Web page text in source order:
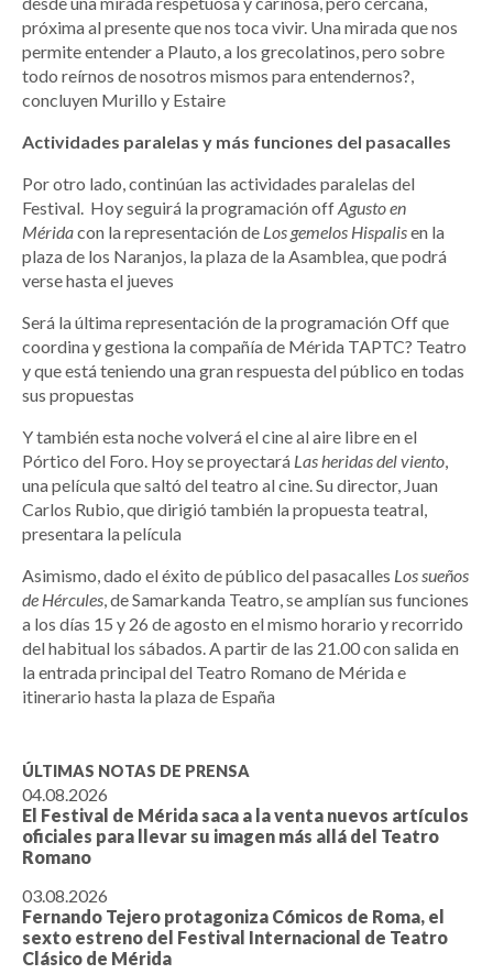
próxima al presente que nos toca vivir. Una mirada que nos
permite entender a Plauto, a los grecolatinos, pero sobre
todo reírnos de nosotros mismos para entendernos?,
concluyen Murillo y Estaire
Actividades paralelas y más funciones del pasacalles
Por otro lado, continúan las actividades paralelas del
Festival. Hoy seguirá la programación offAgusto en
Méridacon la representación de Los gemelos Hispalisen la
plaza de los Naranjos, la plaza de la Asamblea, que podrá
verse hasta el jueves
Será la última representación de la programación Off que
coordina y gestiona la compañía de Mérida TAPTC? Teatro
y que está teniendo una gran respuesta del público en todas
sus propuestas
Y también esta noche volverá el cine al aire libre en el
Pórtico del Foro. Hoy se proyectará Las heridas del viento
una película que saltó del teatro al cine. Su director, Juan
Carlos Rubio, que dirigió también la propuesta teatral,
presentara la película
Asimismo, dado el éxito de público del pasacalles Los sueños
de Hércules , de Samarkanda Teatro, se amplían sus funciones
a los días 15 y 26 de agosto en el mismo horario y recorrido
del habitual los sábados. A partir de las 21.00 con salida en
la entrada principal del Teatro Romano de Mérida e
itinerario hasta la plaza de España
ÚLTIMAS NOTAS DE PRENSA
04.08.2026
El Festival de Mérida saca a la venta nuevos artículos
oficiales para llevar su imagen más allá del Teatro
Romano
03.08.2026
Fernando Tejero protagoniza Cómicos de Roma, el
sexto estreno del Festival Internacional de Teatro
Clásico de Mérida